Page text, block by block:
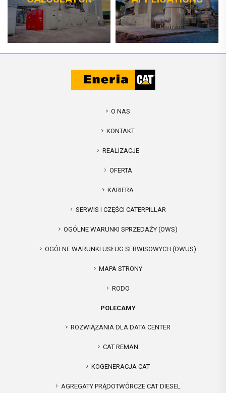
O NAS
KONTAKT
REALIZACJE
OFERTA
KARIERA
SERWIS I CZĘŚCI CATERPILLAR
OGÓLNE WARUNKI SPRZEDAŻY (OWS)
OGÓLNE WARUNKI USŁUG SERWISOWYCH (OWUS)
MAPA STRONY
RODO
POLECAMY
ROZWIĄZANIA DLA DATA CENTER
CAT REMAN
KOGENERACJA CAT
AGREGATY PRĄDOTWÓRCZE CAT DIESEL